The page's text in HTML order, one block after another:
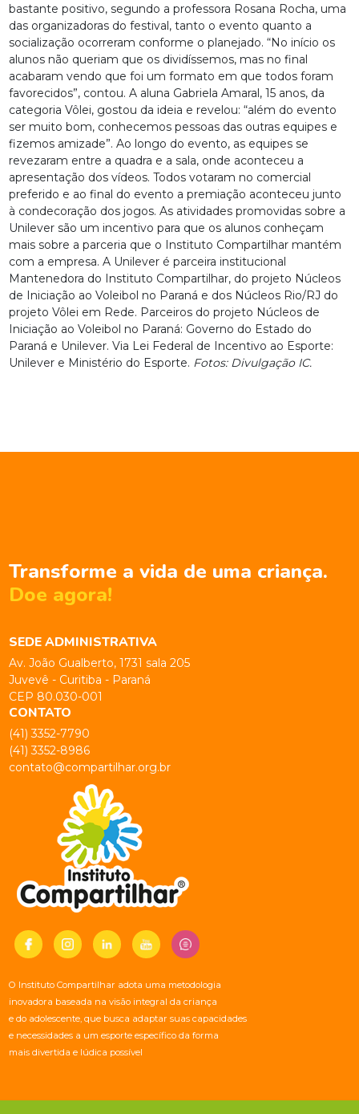
bastante positivo, segundo a professora Rosana Rocha, uma
das organizadoras do festival, tanto o evento quanto a
socialização ocorreram conforme o planejado. “No início os
alunos não queriam que os dividíssemos, mas no final
acabaram vendo que foi um formato em que todos foram
favorecidos”, contou. A aluna Gabriela Amaral, 15 anos, da
categoria Vôlei, gostou da ideia e revelou: “além do evento
ser muito bom, conhecemos pessoas das outras equipes e
fizemos amizade”. Ao longo do evento, as equipes se
revezaram entre a quadra e a sala, onde aconteceu a
apresentação dos vídeos. Todos votaram no comercial
preferido e ao final do evento a premiação aconteceu junto
à condecoração dos jogos. As atividades promovidas sobre a
Unilever são um incentivo para que os alunos conheçam
mais sobre a parceria que o Instituto Compartilhar mantém
com a empresa. A Unilever é parceira institucional
Mantenedora do Instituto Compartilhar, do projeto Núcleos
de Iniciação ao Voleibol no Paraná e dos Núcleos Rio/RJ do
projeto Vôlei em Rede. Parceiros do projeto Núcleos de
Iniciação ao Voleibol no Paraná: Governo do Estado do
Paraná e Unilever. Via Lei Federal de Incentivo ao Esporte:
Unilever e Ministério do Esporte. Fotos: Divulgação IC.
Transforme a vida de uma criança.
Doe agora!
SEDE ADMINISTRATIVA
Av. João Gualberto, 1731 sala 205
Juvevê - Curitiba - Paraná
CEP 80.030-001
CONTATO
(41) 3352-7790
(41) 3352-8986
contato@compartilhar.org.br
O Instituto Compartilhar adota uma metodologia
inovadora baseada na visão integral da criança
e do adolescente, que busca adaptar suas capacidades
e necessidades a um esporte específico da forma
mais divertida e lúdica possível